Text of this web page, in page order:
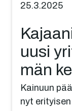
25.3.2025
uusi
män
Kainuun
nyt